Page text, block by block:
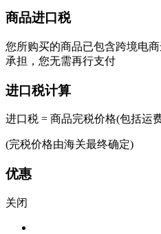
商品进口税
您所购买的商品已包含跨境电
承担，您无需再行支付
进口税计算
进口税 = 商品完税价格(包括运
(完税价格由海关最终确定)
优惠
关闭